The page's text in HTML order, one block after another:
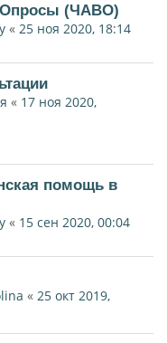
(ЧАВО)
« 25 ноя 2020, 18:14
« 17 ноя 2020,
помощь в
« 15 сен 2020, 00:04
« 25 окт 2019,